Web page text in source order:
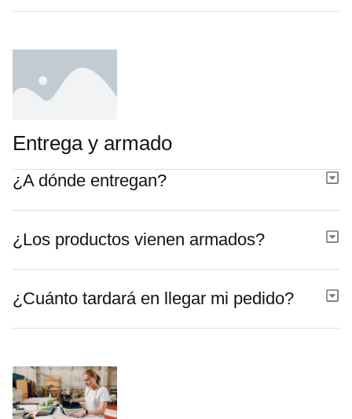
Entrega y armado
¿A dónde entregan?
¿Los productos vienen armados?
¿Cuánto tardará en llegar mi pedido?